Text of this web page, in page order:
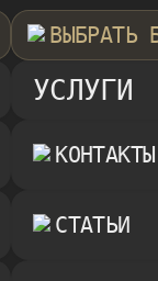
ВЫБРАТЬ
УСЛУГИ
КОНТАКТЫ
СТАТЬИ